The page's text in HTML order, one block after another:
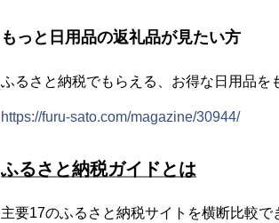
もっと日用品の返礼品が見たい方
ふるさと納税でもらえる、お得な日用品を
https://furu-sato.com/magazine/30944/
ふるさと納税ガイドとは
主要17のふるさと納税サイトを横断比較で